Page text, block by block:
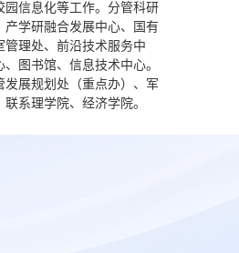
园信息化等工作。分管科研
产学研融合发展中心、国有
管理处、前沿技术服务中
、图书馆、信息技术中心。
发展规划处（重点办）、军
联系理学院、经济学院。